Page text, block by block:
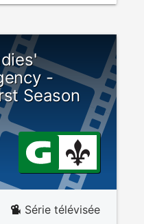
-
Season
Série télévisée